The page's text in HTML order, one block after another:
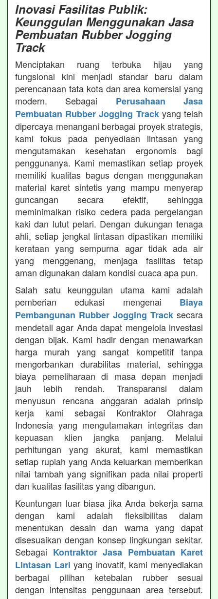
Inovasi Fasilitas Publik:
Keunggulan Menggunakan Jasa
Pembuatan Rubber Jogging
Track
Menciptakan ruang terbuka hijau yang
fungsional kini menjadi standar baru dalam
perencanaan tata kota dan area komersial yang
modern. Sebagai Perusahaan Jasa
Pembuatan Rubber Jogging Trackyang telah
dipercaya menangani berbagai proyek strategis,
kami fokus pada penyediaan lintasan yang
mengutamakan kesehatan ergonomis bagi
penggunanya. Kami memastikan setiap proyek
memiliki kualitas bagus dengan menggunakan
material karet sintetis yang mampu menyerap
guncangan secara efektif, sehingga
meminimalkan risiko cedera pada pergelangan
kaki dan lutut pelari. Dengan dukungan tenaga
ahli, setiap jengkal lintasan dipastikan memiliki
kerataan yang sempurna agar tidak ada air
yang menggenang, menjaga fasilitas tetap
aman digunakan dalam kondisi cuaca apa pun.
Salah satu keunggulan utama kami adalah
pemberian edukasi mengenai Biaya
Pembangunan Rubber Jogging Track secara
mendetail agar Anda dapat mengelola investasi
dengan bijak. Kami hadir dengan menawarkan
harga murah yang sangat kompetitif tanpa
mengorbankan durabilitas material, sehingga
biaya pemeliharaan di masa depan menjadi
jauh lebih rendah. Transparansi dalam
menyusun rencana anggaran adalah prinsip
kerja kami sebagai Kontraktor Olahraga
Indonesia yang mengutamakan integritas dan
kepuasan klien jangka panjang. Melalui
perhitungan yang akurat, kami memastikan
setiap rupiah yang Anda keluarkan memberikan
nilai tambah yang signifikan pada nilai properti
dan kualitas fasilitas yang dibangun.
Keuntungan luar biasa jika Anda bekerja sama
dengan kami adalah fleksibilitas dalam
menentukan desain dan warna yang dapat
disesuaikan dengan konsep lingkungan sekitar.
Sebagai Kontraktor Jasa Pembuatan Karet
Lintasan Lari yang inovatif, kami menyediakan
berbagai pilihan ketebalan rubber sesuai
dengan intensitas penggunaan area tersebut.